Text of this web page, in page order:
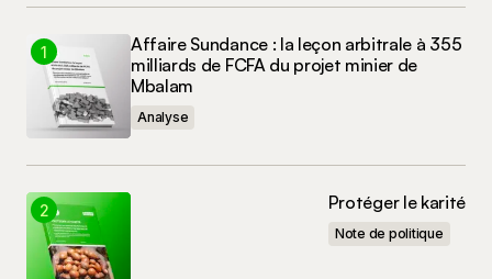
dans le navigateur pour mon prochain
commentaire.
Commenter
Affaire Sundance : la leçon arbitrale à 355
milliards de FCFA du projet minier de
Mbalam
Analyse
Protéger le karité
Note de politique